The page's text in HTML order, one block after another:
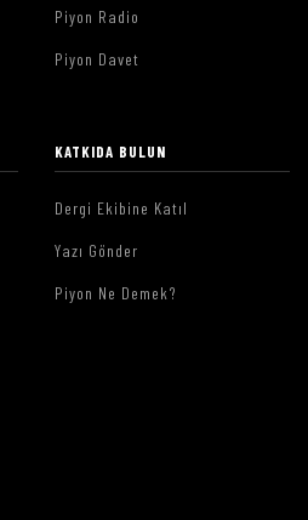
Piyon Radio
Piyon Davet
KATKIDA BULUN
Dergi Ekibine Katıl
Yazı Gönder
Piyon Ne Demek?